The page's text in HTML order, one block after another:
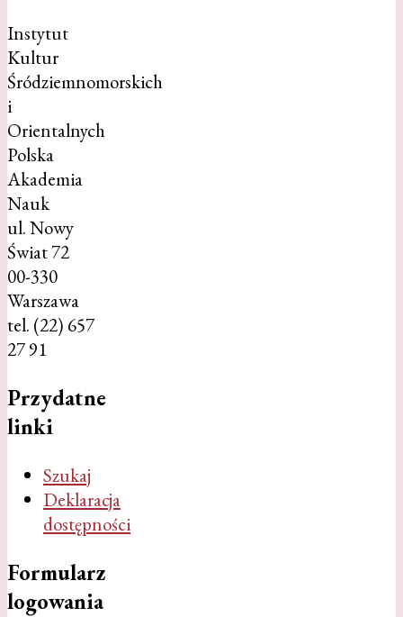
Instytut
Kultur
Śródziemnomorskich
i
Orientalnych
Polska
Akademia
Nauk
ul. Nowy
Świat 72
00-330
Warszawa
tel. (22) 657
27 91
Przydatne
linki
Szukaj
Deklaracja
dostępności
Formularz
logowania